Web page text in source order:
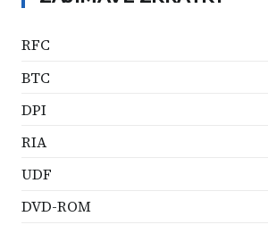
RFC
BTC
DPI
RIA
UDF
DVD-ROM